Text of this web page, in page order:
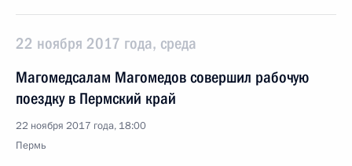
22 ноября 2017 года, среда
Магомедсалам Магомедов совершил рабочую
поездку в Пермский край
22 ноября 2017 года, 18:00
Пермь